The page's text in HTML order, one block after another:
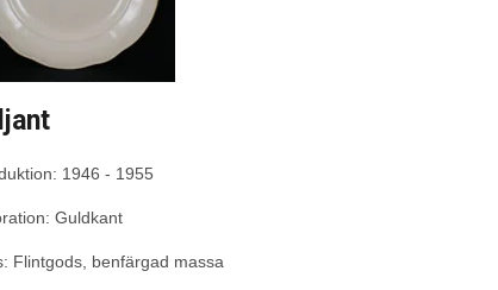
1946 - 1955
Guldkant
Flintgods, benfärgad massa